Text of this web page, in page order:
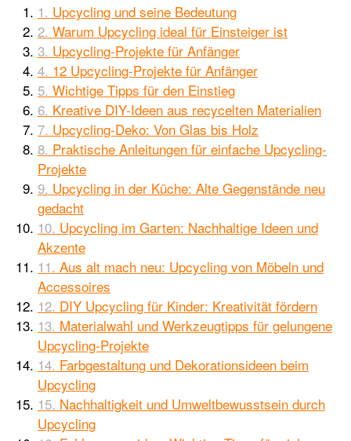
Upcycling und seine Bedeutung
Warum Upcycling ideal für Einsteiger ist
Upcycling-Projekte für Anfänger
12 Upcycling-Projekte für Anfänger
Wichtige Tipps für den Einstieg
Kreative DIY-Ideen aus recycelten Materialien
Upcycling-Deko: Von Glas bis Holz
Praktische Anleitungen für einfache Upcycling-
Projekte
Upcycling in der Küche: Alte Gegenstände neu
gedacht
Upcycling im Garten: Nachhaltige Ideen und
Akzente
Aus alt mach neu: Upcycling von Möbeln und
Accessoires
DIY Upcycling für Kinder: Kreativität fördern
Materialwahl und Werkzeugtipps für gelungene
Upcycling-Projekte
Farbgestaltung und Dekorationsideen beim
Upcycling
Nachhaltigkeit und Umweltbewusstsein durch
Upcycling